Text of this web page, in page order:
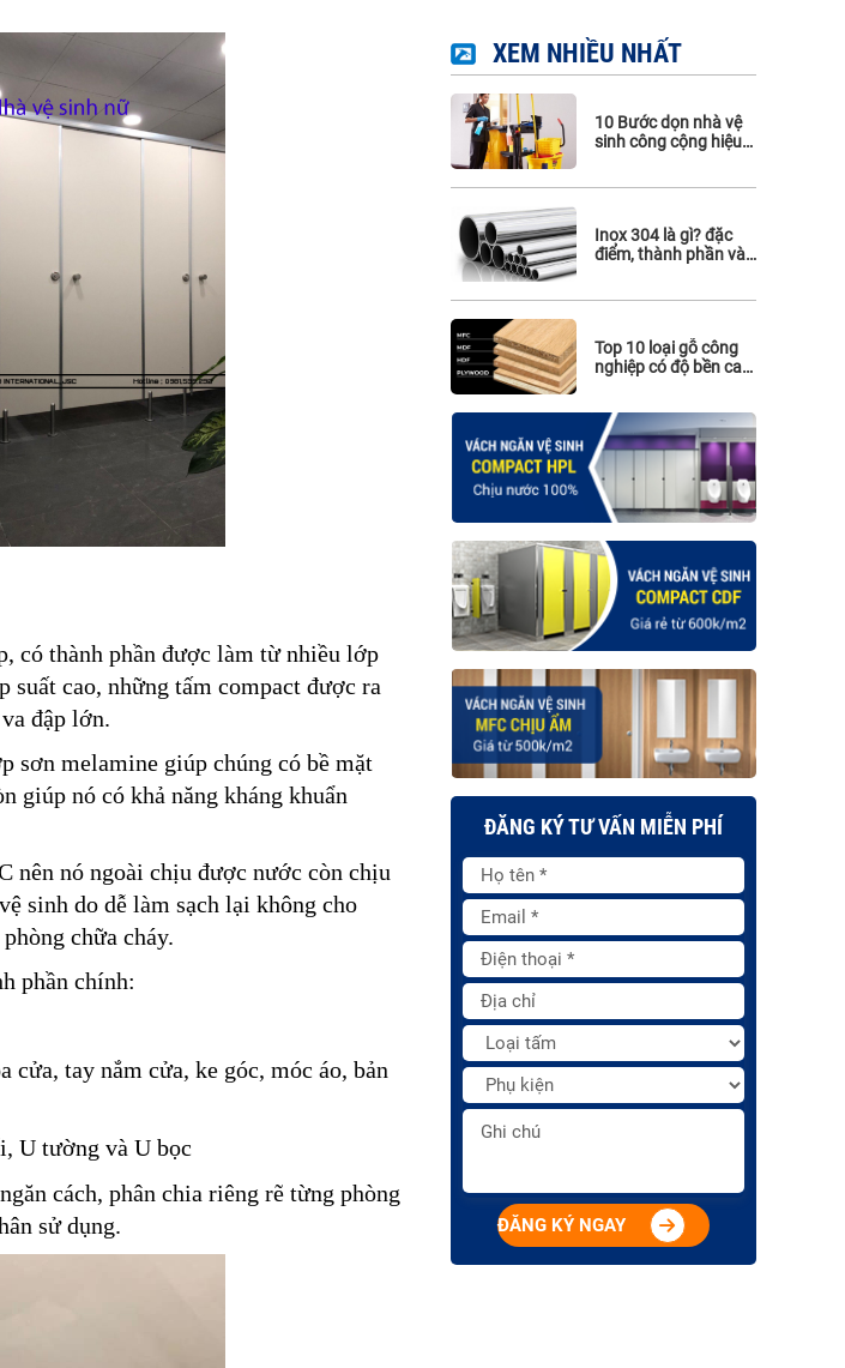
Phụ kiện Maghin
Phụ kiện inox 316
có thành phần được làm từ nhiều lớp
cao, những tấm compact được ra
đập lớn.
sơn melamine giúp chúng có bề mặt
giúp nó có khả năng kháng khuẩn
nên nó ngoài chịu được nước còn chịu
sinh do dễ làm sạch lại không cho
chữa cháy.
phần chính:
cửa, tay nắm cửa, ke góc, móc áo, bản
U tường và U bọc
cách, phân chia riêng rẽ từng phòng
sử dụng.
XEM NHIỀU NHẤT
10 Bước dọn nhà vệ
sinh công cộng hiệu
Inox 304 là gì? đặc
điểm, thành phần và
Top 10 loại gỗ công
nghiệp có độ bền cao
ĐĂNG KÝ TƯ VẤN MIỄN PHÍ
ĐĂNG KÝ NGAY